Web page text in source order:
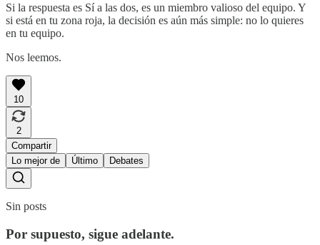
Si la respuesta es Sí a las dos, es un miembro valioso del equipo. Y
si está en tu zona roja, la decisión es aún más simple: no lo quieres
en tu equipo.
Nos leemos.
10
2
Compartir
Lo mejor de
Último Debates
Sin posts
Por supuesto, sigue adelante.